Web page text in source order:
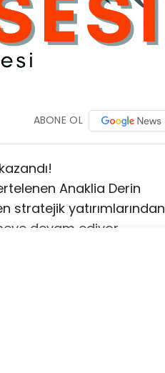
ABONE OL
Anaklia Derin
stratejik yatırımlarından
devam ediyor.